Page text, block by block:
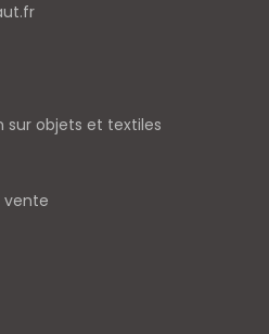
sur objets et textiles
vente